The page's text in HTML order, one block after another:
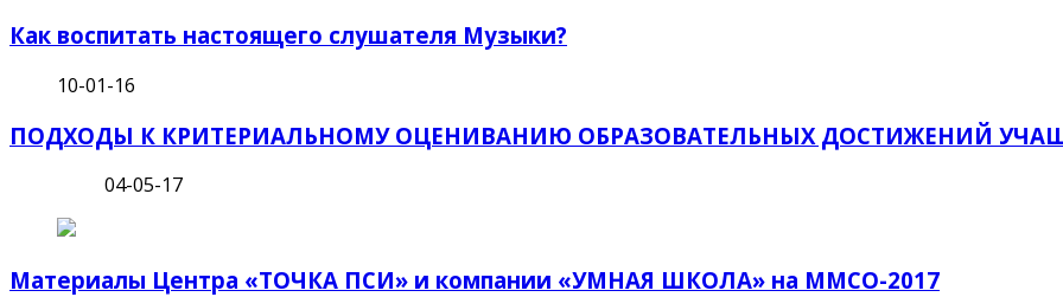
Как воспитать настоящего слушателя Музыки?
10-01-16
ПОДХОДЫ К КРИТЕРИАЛЬНОМУ ОЦЕНИВАНИЮ ОБРАЗОВАТЕЛЬНЫХ ДОСТИЖЕНИЙ
04-05-17
Материалы Центра «ТОЧКА ПСИ» и компании «УМНАЯ ШКОЛА» на ММСО-2017